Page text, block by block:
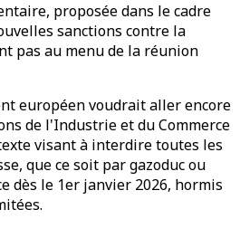
proposée dans le cadre
sanctions contre la
pas au menu de la réunion
européen voudrait aller encore
de l'Industrie et du Commerce
visant à interdire toutes les
que ce soit par gazoduc ou
dès le 1er janvier 2026, hormis